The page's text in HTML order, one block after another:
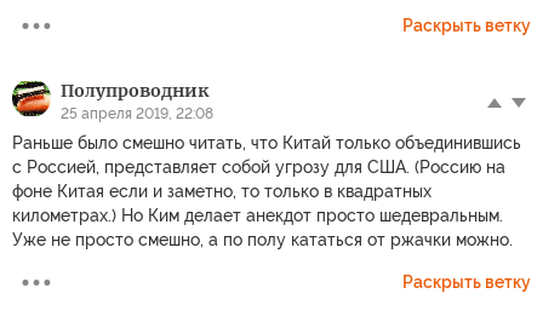
Раскрыть ветку
Полупроводник
25 апреля 2019, 22:08
Раньше было смешно читать, что Китай только объединившись
с Россией, представляет собой угрозу для США. (Россию на
фоне Китая если и заметно, то только в квадратных
километрах.) Но Ким делает анекдот просто шедевральным.
Уже не просто смешно, а по полу кататься от ржачки можно.
Раскрыть ветку